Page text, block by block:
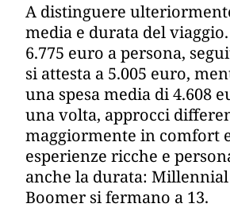
A distinguere
media e durata del
6.775 euro a persona,
si attesta a 5.005 euro,
una spesa media di 4.608
una volta, approcci
maggiormente in comfort
esperienze ricche e
anche la durata:
Boomer si fermano a 13.